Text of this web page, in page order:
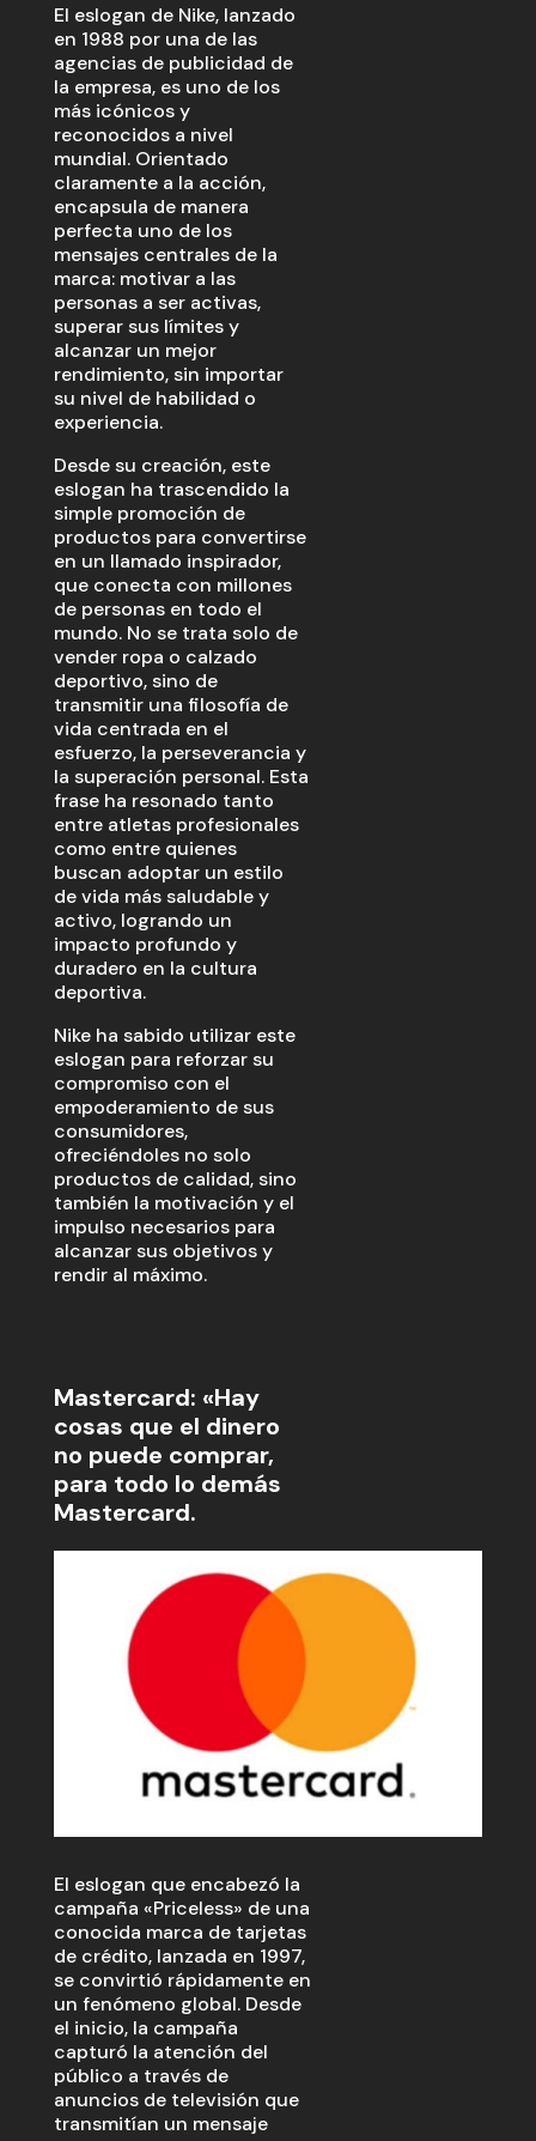
El eslogan de Nike, lanzado
en 1988 por una de las
agencias de publicidad de
la empresa, es uno de los
más icónicos y
reconocidos a nivel
mundial. Orientado
claramente a la acción,
encapsula de manera
perfecta uno de los
mensajes centrales de la
marca: motivar a las
personas a ser activas,
superar sus límites y
alcanzar un mejor
rendimiento, sin importar
su nivel de habilidad o
experiencia.
Desde su creación, este
eslogan ha trascendido la
simple promoción de
productos para convertirse
en un llamado inspirador,
que conecta con millones
de personas en todo el
mundo. No se trata solo de
vender ropa o calzado
deportivo, sino de
transmitir una filosofía de
vida centrada en el
esfuerzo, la perseverancia y
la superación personal. Esta
frase ha resonado tanto
entre atletas profesionales
como entre quienes
buscan adoptar un estilo
de vida más saludable y
activo, logrando un
impacto profundo y
duradero en la cultura
deportiva.
Nike ha sabido utilizar este
eslogan para reforzar su
compromiso con el
empoderamiento de sus
consumidores,
ofreciéndoles no solo
productos de calidad, sino
también la motivación y el
impulso necesarios para
alcanzar sus objetivos y
rendir al máximo.
Mastercard: «Hay
cosas que el dinero
no puede comprar,
para todo lo demás
Mastercard.
El eslogan que encabezó la
campaña «Priceless» de una
conocida marca de tarjetas
de crédito, lanzada en 1997,
se convirtió rápidamente en
un fenómeno global. Desde
el inicio, la campaña
capturó la atención del
público a través de
anuncios de televisión que
transmitían un mensaje